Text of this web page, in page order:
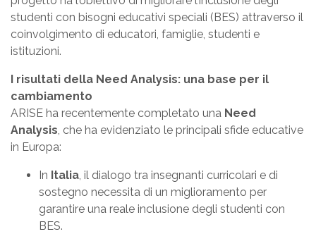
studenti con bisogni educativi speciali (BES) attraverso il
coinvolgimento di educatori, famiglie, studenti e
istituzioni.
I risultati della Need Analysis: una base per il
cambiamento
ARISE ha recentemente completato una Need
Analysis, che ha evidenziato le principali sfide educative
in Europa:
In Italia, il dialogo tra insegnanti curricolari e di
sostegno necessita di un miglioramento per
garantire una reale inclusione degli studenti con
BES.